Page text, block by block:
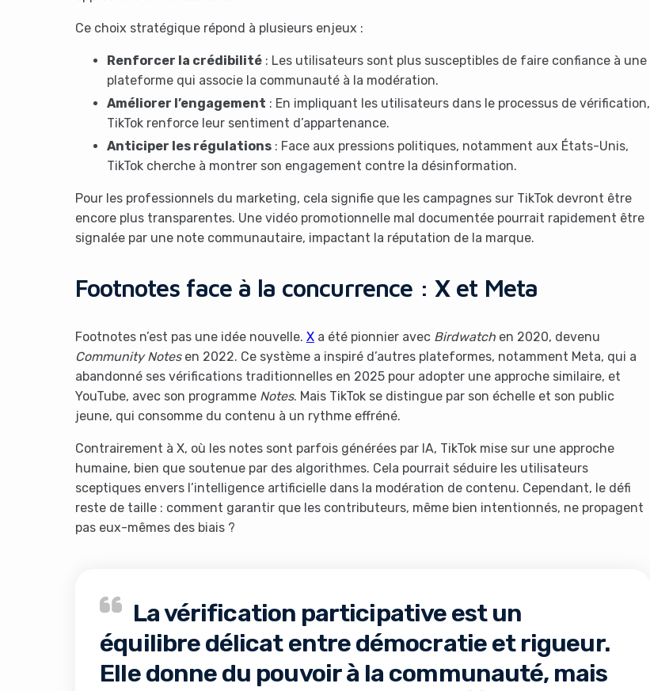
Ce choix stratégique répond à plusieurs enjeux :
Renforcer la crédibilité: Les utilisateurs sont plus susceptibles de faire confiance à une
plateforme qui associe la communauté à la modération.
Améliorer l’engagement : En impliquant les utilisateurs dans le processus de vérification,
TikTok renforce leur sentiment d’appartenance.
Anticiper les régulations: Face aux pressions politiques, notamment aux États-Unis,
TikTok cherche à montrer son engagement contre la désinformation.
Pour les professionnels du marketing, cela signifie que les campagnes sur TikTok devront être
encore plus transparentes. Une vidéo promotionnelle mal documentée pourrait rapidement être
signalée par une note communautaire, impactant la réputation de la marque.
Footnotes face à la concurrence : X et Meta
Footnotes n’est pas une idée nouvelle. Xa été pionnier avec Birdwatchen 2020, devenu
Community Notesen 2022. Ce système a inspiré d’autres plateformes, notamment Meta, qui a
abandonné ses vérifications traditionnelles en 2025 pour adopter une approche similaire, et
YouTube, avec son programme Notes. Mais TikTok se distingue par son échelle et son public
jeune, qui consomme du contenu à un rythme effréné.
Contrairement à X, où les notes sont parfois générées par IA, TikTok mise sur une approche
humaine, bien que soutenue par des algorithmes. Cela pourrait séduire les utilisateurs
sceptiques envers l’intelligence artificielle dans la modération de contenu. Cependant, le défi
reste de taille : comment garantir que les contributeurs, même bien intentionnés, ne propagent
pas eux-mêmes des biais ?
La vérification participative est un
équilibre délicat entre démocratie et rigueur.
Elle donne du pouvoir à la communauté, mais